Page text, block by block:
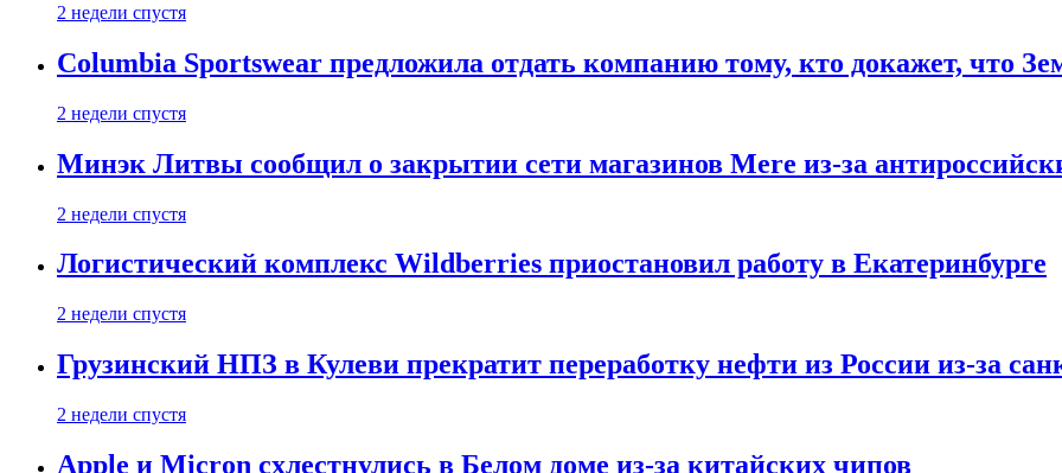
2 недели спустя
Columbia Sportswear предложила отдать компанию тому, кто докажет, что
2 недели спустя
Минэк Литвы сообщил о закрытии сети магазинов Mere из-за
2 недели спустя
Логистический комплекс Wildberries приостановил работу в Екатеринбурге
2 недели спустя
Грузинский НПЗ в Кулеви прекратит переработку нефти из России из-за
2 недели спустя
Apple и Micron схлестнулись в Белом доме из-за китайских чипов